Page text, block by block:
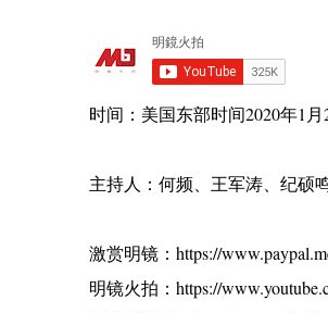
时间：美国东部时间2020年1月
主持人：何频、王军涛、纪硕
激赏明镜：https://
明镜火拍：https://